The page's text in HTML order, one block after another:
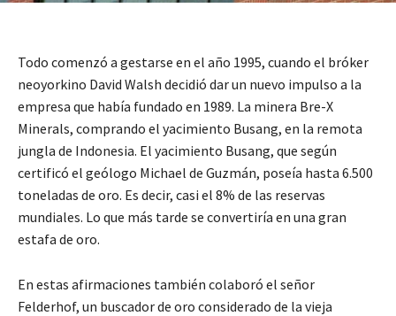
Todo comenzó a gestarse en el año 1995, cuando el bróker
neoyorkino David Walsh decidió dar un nuevo impulso a la
empresa que había fundado en 1989. La minera Bre-X
Minerals, comprando el yacimiento Busang, en la remota
jungla de Indonesia. El yacimiento Busang, que según
certificó el geólogo Michael de Guzmán, poseía hasta 6.500
toneladas de oro. Es decir, casi el 8% de las reservas
mundiales. Lo que más tarde se convertiría en una gran
estafa de oro.
En estas afirmaciones también colaboró el señor
Felderhof, un buscador de oro considerado de la vieja